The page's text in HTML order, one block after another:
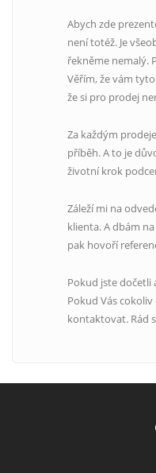
Abych zde
není totéž. Je
řekněme nemalý.
Věřím, že vám
že si pro prodej
Za každým
příběh. A to je
životní krok
Záleží mi na
klienta. A dbám
pak hovoří
Pokud jste dočetli
Pokud Vás
kontaktovat. Rád